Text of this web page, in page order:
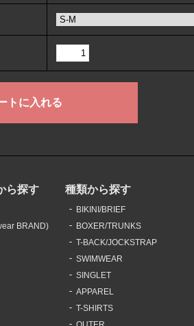
ら探す
BRAND)
種類から探す
BIKINI/BRIEF
BOXER/TRUNKS
T-BACK/JOCKSTRAP
SWIMWEAR
SINGLET
APPAREL
T-SHIRTS